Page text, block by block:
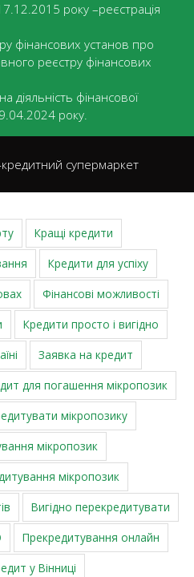
року –реєстрація
фінансових установ про
реєстру фінансових
діяльність фінансової
року.
супермаркет
Кращі кредити
Кредити для успіху
Фінансові можливості
Кредити просто і вигідно
Заявка на кредит
для погашення мікропозик
мікропозику
мікропозик
мікропозик
Вигідно перекредитувати
Прекредитування онлайн
у Вінниці